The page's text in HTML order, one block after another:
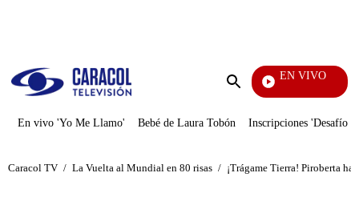
Enviar
EN VIVO
Mi
En vivo 'Yo Me Llamo' Bebé de Laura Tobón Inscripciones 'Desafío'
Caracol TV / La Vuelta al Mundial en 80 risas / ¡Trágame Tierra! Piroberta